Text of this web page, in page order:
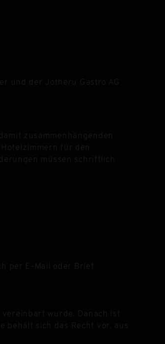
und der Jotheru Gastro AG
zusammenhängenden
für den
müssen schriftlich
per E-Mail oder Brief
wurde. Danach ist
sich das Recht vor, aus